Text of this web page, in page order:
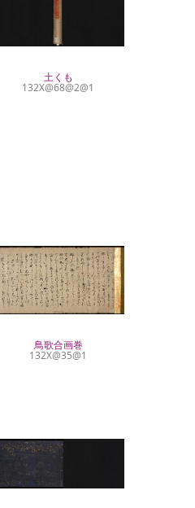
土くも
132X@68@2@1
鳥歌合画巻
132X@35@1